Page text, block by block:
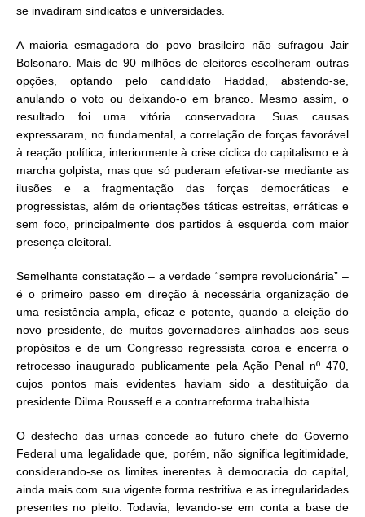
se invadiram sindicatos e universidades.
A maioria esmagadora do povo brasileiro não sufragou Jair
Bolsonaro. Mais de 90 milhões de eleitores escolheram outras
opções, optando pelo candidato Haddad, abstendo-se,
anulando o voto ou deixando-o em branco. Mesmo assim, o
resultado foi uma vitória conservadora. Suas causas
expressaram, no fundamental, a correlação de forças favorável
à reação política, interiormente à crise cíclica do capitalismo e à
marcha golpista, mas que só puderam efetivar-se mediante as
ilusões e a fragmentação das forças democráticas e
progressistas, além de orientações táticas estreitas, erráticas e
sem foco, principalmente dos partidos à esquerda com maior
presença eleitoral.
Semelhante constatação – a verdade “sempre revolucionária” –
é o primeiro passo em direção à necessária organização de
uma resistência ampla, eficaz e potente, quando a eleição do
novo presidente, de muitos governadores alinhados aos seus
propósitos e de um Congresso regressista coroa e encerra o
retrocesso inaugurado publicamente pela Ação Penal nº 470,
cujos pontos mais evidentes haviam sido a destituição da
presidente Dilma Rousseff e a contrarreforma trabalhista.
O desfecho das urnas concede ao futuro chefe do Governo
Federal uma legalidade que, porém, não significa legitimidade,
considerando-se os limites inerentes à democracia do capital,
ainda mais com sua vigente forma restritiva e as irregularidades
presentes no pleito. Todavia, levando-se em conta a base de